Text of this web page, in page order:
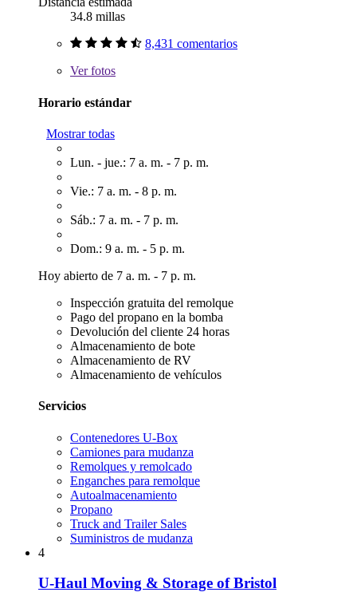
34.8 millas
8,431 comentarios
Verfotos
Horario estándar
Mostrar todas
Lun. - jue.: 7 a. m. - 7 p. m.
Vie.: 7 a. m. - 8 p. m.
Sáb.: 7 a. m. - 7 p. m.
Dom.: 9 a. m. - 5 p. m.
Hoy abierto de 7 a. m. - 7 p. m.
Inspección gratuita del remolque
Pago del propano en la bomba
Devolución del cliente 24 horas
Almacenamiento de bote
Almacenamiento de RV
Almacenamiento de vehículos
Servicios
Contenedores U-Box
Camiones para mudanza
Remolques y remolcado
Enganches para remolque
Autoalmacenamiento
Propano
Truck and Trailer Sales
Suministros de mudanza
4
U-Haul Moving & Storage of Bristol